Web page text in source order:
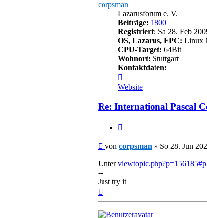
corpsman
Lazarusforum e. V.
Beiträge: 1800
Registriert: Sa 28. Feb
OS, Lazarus, FPC: Linux
CPU-Target: 64Bit
Wohnort: Stuttgart
Kontaktdaten:
von
corpsman
Website
Re: International Pascal
Beitrag
von corpsman » So 28. Jun
Unter
--
Just try it